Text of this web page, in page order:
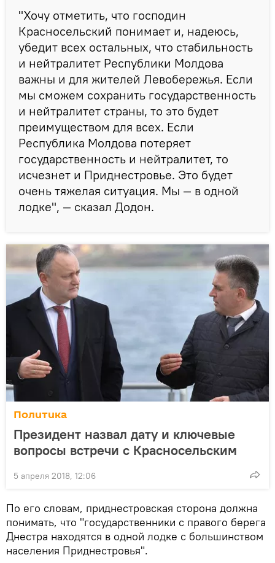
"Хочу отметить, что господин
Красносельский понимает и, надеюсь,
убедит всех остальных, что стабильность
и нейтралитет Республики Молдова
важны и для жителей Левобережья. Если
мы сможем сохранить государственность
и нейтралитет страны, то это будет
преимуществом для всех. Если
Республика Молдова потеряет
государственность и нейтралитет, то
исчезнет и Приднестровье. Это будет
очень тяжелая ситуация. Мы — в одной
лодке", — сказал Додон.
Политика
Президент назвал дату и ключевые
вопросы встречи с Красносельским
5 апреля 2018, 12:06
По его словам, приднестровская сторона должна
понимать, что "государственники с правого берега
Днестра находятся в одной лодке с большинством
населения Приднестровья".